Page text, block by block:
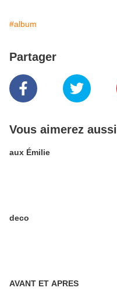
#album
Partager
Vous aimerez aussi
aux Émilie
deco
AVANT ET APRES